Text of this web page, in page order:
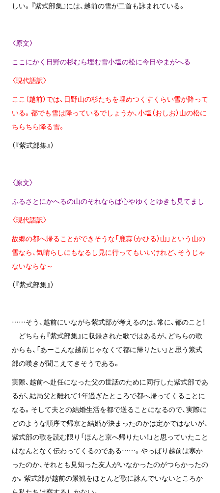
しい。『紫式部集』には、越前の雪が二首も詠まれている。
〈原文〉
ここにかく日野の杉むら埋む雪小塩の松に今日やまがへる
〈現代語訳〉
ここ（越前）では、日野山の杉たちを埋めつくすくらい雪が降って
いる。都でも雪は降っているでしょうか、小塩（おしお）山の松に
ちらちら降る雪。
（『紫式部集』）
〈原文〉
ふるさとにかへるの山のそれならば心やゆくとゆきも見てまし
〈現代語訳〉
故郷の都へ帰ることができそうな「鹿蒜（かひる）山」という山の
雪なら、気晴らしにもなるし見に行ってもいいけれど、そうじゃ
ないならな～
（『紫式部集』）
……そう、越前にいながら紫式部が考えるのは、常に、都のこと！
どちらも『紫式部集』に収録された歌ではあるが、どちらの歌
からも、「あーこんな越前じゃなくて都に帰りたい」と思う紫式
部の嘆きが聞こえてきそうである。
実際、越前へ赴任になった父の世話のために同行した紫式部であ
るが、結局父と離れて1年過ぎたところで都へ帰ってくることに
なる。そして夫との結婚生活を都で送ることになるので、実際に
どのような順序で帰京と結婚が決まったのかは定かではないが、
紫式部の歌を読む限り「ほんと京へ帰りたい！」と思っていたこと
はなんとなく伝わってくるのである……。やっぱり越前は寒か
ったのか、それとも見知った友人がいなかったのがつらかったの
か。紫式部が越前の景観をほとんど歌に詠んでいないところか